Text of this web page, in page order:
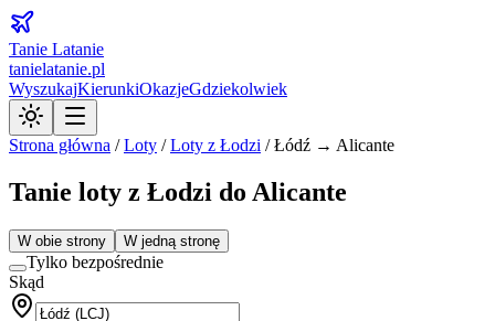
Tanie Latanie
tanielatanie.pl
WyszukajKierunkiOkazjeGdziekolwiek
Strona główna /Loty /Loty z Łodzi /Łódź → Alicante
Tanie loty z Łodzi do Alicante
W obie strony W jedną stronę
Tylko bezpośrednie
Skąd